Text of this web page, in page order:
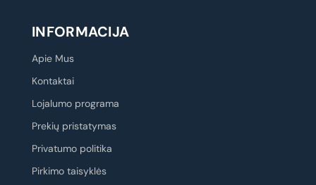
INFORMACIJA
Apie Mus
Kontaktai
Lojalumo programa
Prekių pristatymas
Privatumo politika
Pirkimo taisyklės